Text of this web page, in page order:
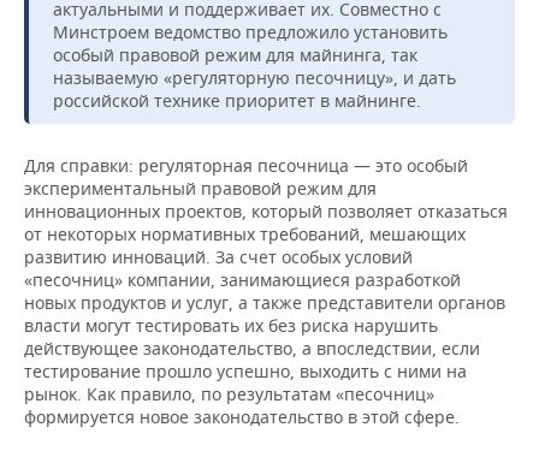
актуальными и поддерживает их. Совместно с
Минстроем ведомство предложило установить
особый правовой режим для майнинга, так
называемую «регуляторную песочницу», и дать
российской технике приоритет в майнинге.
Для справки: регуляторная песочница — это особый
экспериментальный правовой режим для
инновационных проектов, который позволяет отказаться
от некоторых нормативных требований, мешающих
развитию инноваций. За счет особых условий
«песочниц» компании, занимающиеся разработкой
новых продуктов и услуг, а также представители органов
власти могут тестировать их без риска нарушить
действующее законодательство, а впоследствии, если
тестирование прошло успешно, выходить с ними на
рынок. Как правило, по результатам «песочниц»
формируется новое законодательство в этой сфере.